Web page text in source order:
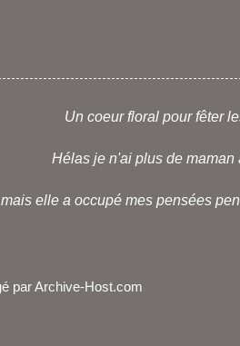
Un coeur floral pour fêter
Hélas je n'ai plus de maman
mais elle a occupé mes pensées